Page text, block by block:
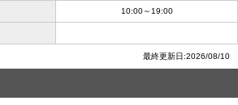
10:00～19:00
最終更新日:2026/08/10